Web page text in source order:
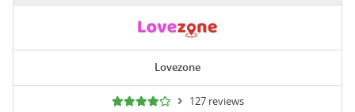
Lovezone
127 reviews